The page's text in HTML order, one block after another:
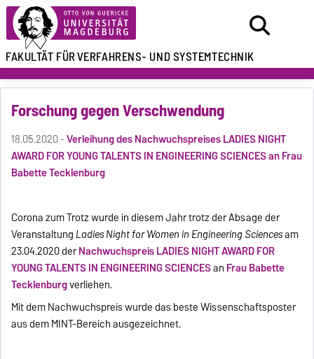
FAKULTÄT FÜRVERFAHRENS- UND SYSTEMTECHNIK
Forschung gegen Verschwendung
18.05.2020 -Verleihung des Nachwuchspreises LADIES NIGHT
AWARD FOR YOUNG TALENTS IN ENGINEERING SCIENCES an Frau
Babette Tecklenburg
Corona zum Trotz wurde in diesem Jahr trotz der Absage der
Veranstaltung Ladies Night for Women in Engineering Sciencesam
23.04.2020 derNachwuchspreis LADIES NIGHT AWARD FOR
YOUNG TALENTS IN ENGINEERING SCIENCESan Frau Babette
Tecklenburgverliehen.
Mit dem Nachwuchspreis wurde das beste Wissenschaftsposter
aus dem MINT-Bereich ausgezeichnet.